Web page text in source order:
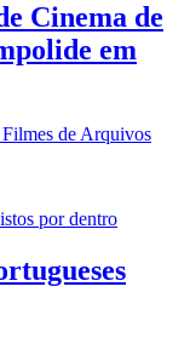
Cinema de
em
de Arquivos